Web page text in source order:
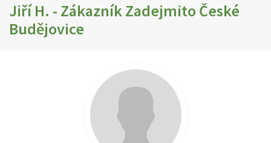
Jiří H. - Zákazník Zadejmito České
Budějovice